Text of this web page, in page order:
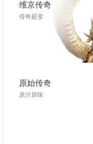
维京传奇
传奇超变
原始传奇
原汁原味